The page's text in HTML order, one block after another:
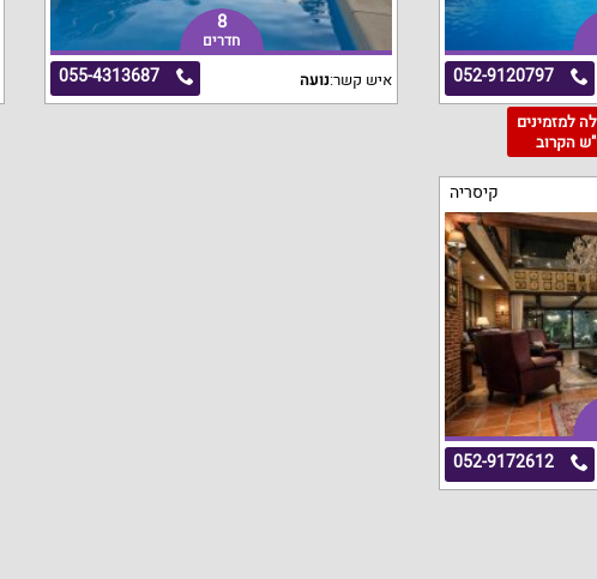
052-9120797
ללילה למזמינים
הקרוב
8
חדרים
055-4313687 איש קשר:נועה
קיסריה
052-9172612